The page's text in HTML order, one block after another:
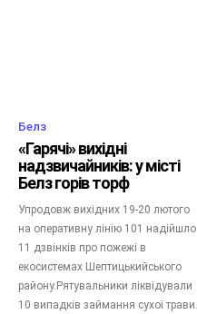
Белз
«Гарячі» вихідні
надзвичайників: у місті
Белз горів торф
Упродовж вихідних 19-20 лютого
на оперативну лінію 101 надійшло
11 дзвінків про пожежі в
екосистемах Шептицькийського
району.Рятувальники ліквідували
10 випадків займання сухої трави.